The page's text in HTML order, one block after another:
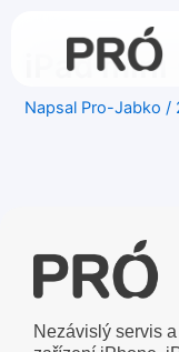
iPad
Napsal Pro-Jabko/
Nezávislý servis